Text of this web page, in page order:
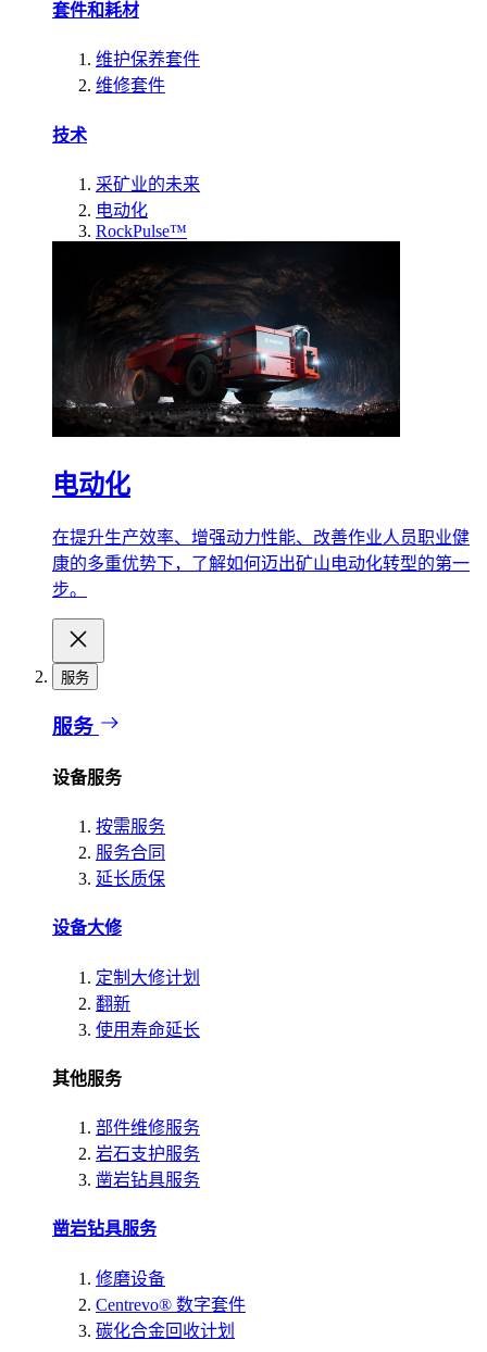
套件和耗材
维护保养套件
维修套件
技术
采矿业的未来
电动化
RockPulse™
电动化
在提升生产效率、增强动力性能、改善作业人员职业健
康的多重优势下，了解如何迈出矿山电动化转型的第一
步。
服务
服务
设备服务
按需服务
服务合同
延长质保
设备大修
定制大修计划
翻新
使用寿命延长
其他服务
部件维修服务
岩石支护服务
凿岩钻具服务
凿岩钻具服务
修磨设备
Centrevo® 数字套件
碳化合金回收计划